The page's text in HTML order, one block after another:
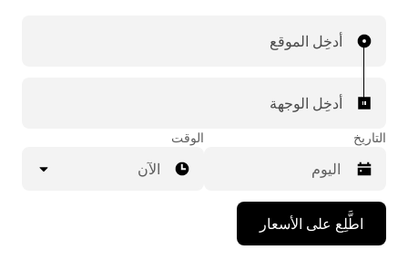
أدخِل الموقع
أدخِل الوجهة
التاريخ
اضغط
على
مفتاح
الوقت
الآن
اطَّلِع على الأسعار